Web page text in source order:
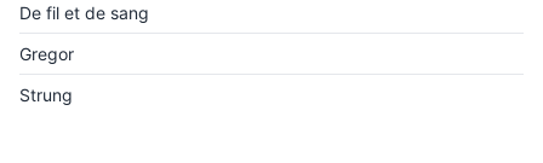
De fil et de sang
Gregor
Strung